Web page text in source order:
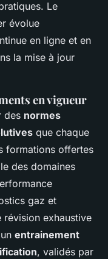
Le
évolue
en ligne et en
la mise à jour
en vigueur
des normes
que chaque
formations offertes
des domaines
gaz et
révision exhaustive
entrainement
, validés par